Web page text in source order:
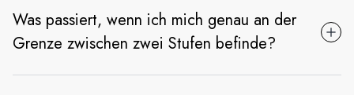
Was passiert, wenn ich mich genau an der
Grenze zwischen zwei Stufen befinde?